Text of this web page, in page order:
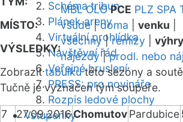
Schéma tribun
Plánek areny
Virtuální prohlídka
Návštěvní řád
Veřejné bruslení
PRESS: pro novináře
Rozpis ledové plochy
Vstupenky
MBL OLO PCE PLZ SPA
MÍSTO:
všude|doma venku
VÝSLEDKY:
všechny|remízy
nájezdy|prodl. nebo
Zobrazittabulkutéto sezóny a
Tučně je vyznačen tým soupeře.
7 27.09.2016ChomutovPardubice